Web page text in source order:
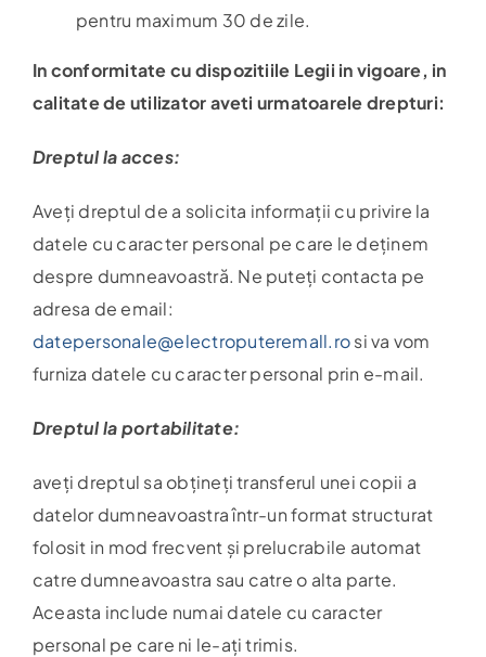
pentru maximum 30 de zile.
In conformitate cu dispozitiile Legii in vigoare, in
calitate de utilizator aveti urmatoarele drepturi:
Dreptul la acces:
Aveți dreptul de a solicita informații cu privire la
datele cu caracter personal pe care le deținem
despre dumneavoastră. Ne puteți contacta pe
adresa de email:
datepersonale@electroputeremall.rosi va vom
furniza datele cu caracter personal prin e-mail.
Dreptul la portabilitate:
aveți dreptul sa obțineți transferul unei copii a
datelor dumneavoastra într-un format structurat
folosit in mod frecvent și prelucrabile automat
catre dumneavoastra sau catre o alta parte.
Aceasta include numai datele cu caracter
personal pe care ni le-ați trimis.